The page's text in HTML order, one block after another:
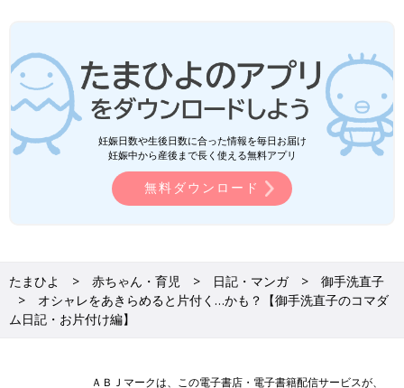
妊娠日数や生後日数に合った情報を毎日お届け
妊娠中から産後まで長く使える無料アプリ
無料ダウンロード
たまひよ 赤ちゃん・育児 日記・マンガ
御手洗直子
オシャレをあきらめると片付く…かも？【御手洗直子のコマダ
ム日記・お片付け編】
ＡＢＪマークは、この電子書店・電子書籍配信サービスが、